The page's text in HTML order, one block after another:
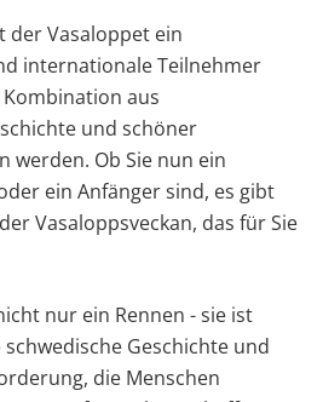
der Vasaloppet ein
internationale Teilnehmer
aus
und schöner
werden. Ob Sie nun ein
ein Anfänger sind, es gibt
Vasaloppsveckan, das für Sie
nur ein Rennen - sie ist
Geschichte und
die Menschen